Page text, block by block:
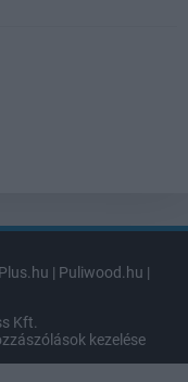
| Puliwood.hu |
Kft.
kezelése